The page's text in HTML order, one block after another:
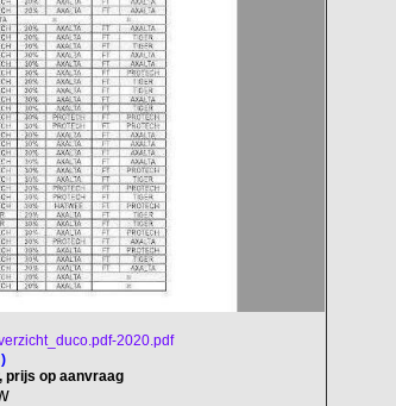
2020.pdf
prijs op aanvraag